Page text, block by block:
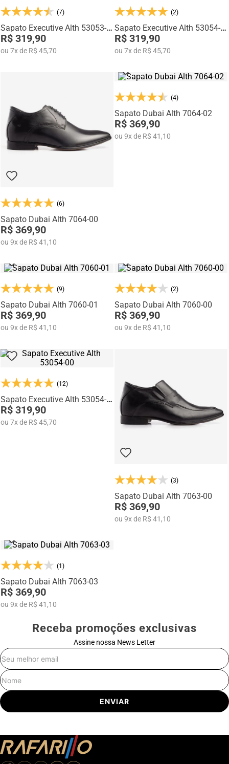
Na categoria Você + Alto, você encontra sapatos sociais, casuais,
mocassins e sapatênis com tecnologia de elevação interna,
desenvolvidos para garantir mais confiança, postura e estilo em
qualquer momento do dia.
(7)
Sapato Executive Alth 53053-
01
R$ 319,90
ou 7xde R$ 45,70
(2)
Sapato Executive Alth 53054-
01
R$ 319,90
ou 7xde R$ 45,70
(6)
Sapato Dubai Alth 7064-00
R$ 369,90
ou 9xde R$ 41,10
(4)
Sapato Dubai Alth 7064-02
R$ 369,90
ou 9xde R$ 41,10
(9)
Sapato Dubai Alth 7060-01
R$ 369,90
ou 9xde R$ 41,10
(2)
Sapato Dubai Alth 7060-00
R$ 369,90
ou 9xde R$ 41,10
(12)
Sapato Executive Alth 53054-
00
R$ 319,90
ou 7xde R$ 45,70
(3)
Sapato Dubai Alth 7063-00
R$ 369,90
ou 9xde R$ 41,10
(1)
Sapato Dubai Alth 7063-03
R$ 369,90
ou 9xde R$ 41,10
Receba promoções exclusivas
Assine nossa News Letter
ENVIAR